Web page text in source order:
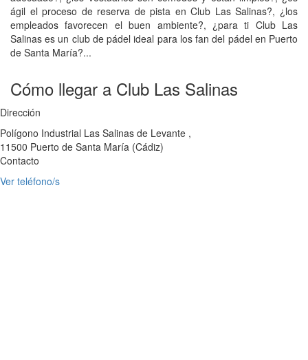
ágil el proceso de reserva de pista en Club Las Salinas?, ¿los
empleados favorecen el buen ambiente?, ¿para ti Club Las
Salinas es un club de pádel ideal para los fan del pádel en Puerto
de Santa María?...
Cómo llegar a Club Las Salinas
Dirección
Polígono Industrial Las Salinas de Levante ,
11500 Puerto de Santa María (Cádiz)
Contacto
Ver teléfono/s